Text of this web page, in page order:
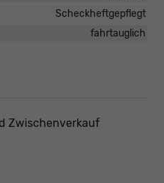
Scheckheftgepflegt
fahrtauglich
Zwischenverkauf